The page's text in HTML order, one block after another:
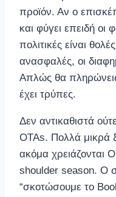
προϊόν. Αν ο
και φύγει επειδή οι
πολιτικές είναι
ανασφαλές, οι
Απλώς θα πληρώνεις
έχει τρύπες.
Δεν αντικαθιστά
OTAs. Πολλά μικρά
ακόμα χρειάζονται
shoulder season. Ο
“σκοτώσουμε το